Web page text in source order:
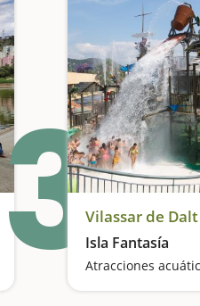
3Vilassar de Dalt
Isla Fantasía